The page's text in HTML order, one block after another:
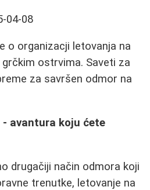
04-08
o organizacji letovanja na
ostrvima. Saveti za
za savršen odmor na
avantura koju ćete
drugačiji način odmora koji
trenutke, letovanje na